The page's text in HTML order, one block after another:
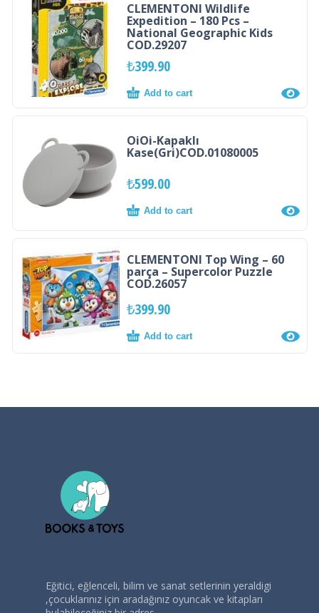
CLEMENTONI Wildlife
Expedition – 180 Pcs –
National Geographic Kids
COD.29207
₺399.90
Add to cart
OiOi-Kapaklı
Kase(Gri)COD.01080005
₺599.00
Add to cart
CLEMENTONI Top Wing – 60
parça – Supercolor Puzzle
COD.26057
₺399.90
Add to cart
Eğitici, eğlenceli, bilim ve sanat setlerinin yeraldigi
,çocuklarınız için aradağınız oyuncak ve kitapları